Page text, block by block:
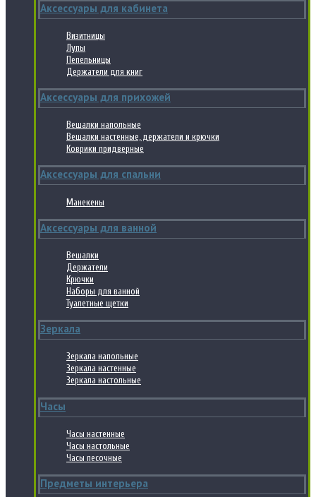
Аксессуары для кабинета
Визитницы
Лупы
Пепельницы
Держатели для книг
Аксессуары для прихожей
Вешалки напольные
Вешалки настенные, держатели и крючки
Коврики придверные
Аксессуары для спальни
Манекены
Аксессуары для ванной
Вешалки
Держатели
Крючки
Наборы для ванной
Туалетные щетки
Зеркала
Зеркала напольные
Зеркала настенные
Зеркала настольные
Часы
Часы настенные
Часы настольные
Часы песочные
Предметы интерьера